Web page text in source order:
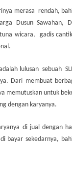
merasa rendah,
Dusun Sawahan,
wicara,
gadis
lulusan sebuah
Dari membuat
memutuskan untuk
dengan karyanya.
di jual dengan
bayar sekedarnya,